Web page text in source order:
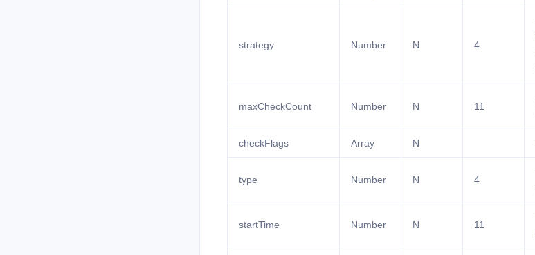
strategy Number N 4
maxCheckCount Number N 11
checkFlags Array N
type Number N 4
startTime Number N 11